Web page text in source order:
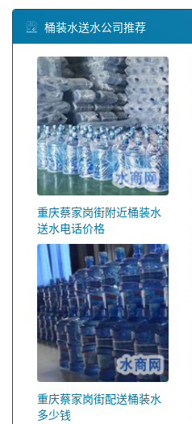
桶装水送水公司推荐
重庆蔡家岗街附近桶装水
送水电话价格
重庆蔡家岗街配送桶装水
多少钱